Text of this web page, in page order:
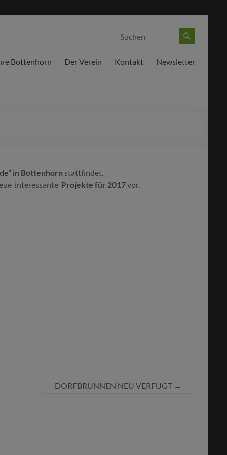
Bottenhorn Der Verein Kontakt Newsletter
in Bottenhorn stattfindet.
interessante Projekte für 2017vor.
DORFBRUNNEN NEU VERFUGT →